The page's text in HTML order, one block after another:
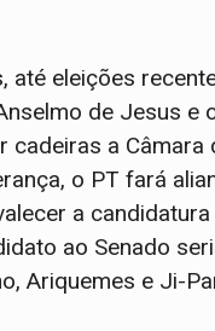
eleições
de Jesus e
a
o PT fará
a
ao Senado
Ariquemes e Ji-